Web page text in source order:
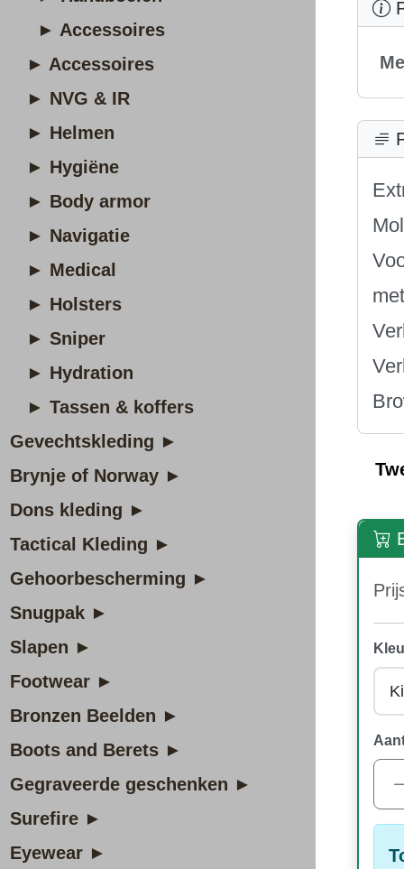
► Accessoires
► Accessoires
► NVG & IR
► Helmen
► Hygiëne
► Body armor
► Navigatie
► Medical
► Holsters
► Sniper
► Hydration
► Tassen & koffers
Gevechtskleding ►
Brynje of Norway ►
Dons kleding ►
Tactical Kleding ►
Gehoorbescherming ►
Snugpak ►
Slapen ►
Footwear ►
Bronzen Beelden ►
Boots and Berets ►
Gegraveerde geschenken ►
Surefire ►
Eyewear ►